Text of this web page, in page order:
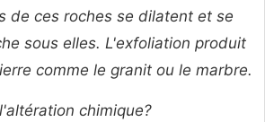
de ces roches se dilatent et se
sous elles. L'exfoliation produit
comme le granit ou le marbre.
chimique?